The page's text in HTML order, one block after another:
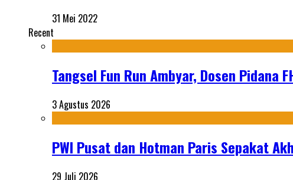
31 Mei 2022
Recent
Tangsel Fun Run Ambyar, Dosen Pidana
3 Agustus 2026
PWI Pusat dan Hotman Paris Sepakat
29 Juli 2026